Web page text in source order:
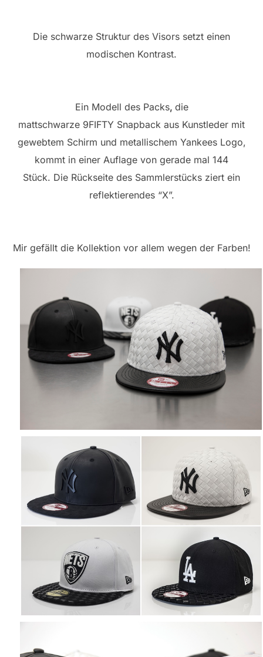
Die schwarze Struktur des Visors setzt einen
modischen Kontrast.
Ein Modell des Packs, die
mattschwarze 9FIFTY Snapback aus Kunstleder mit
gewebtem Schirm und metallischem Yankees Logo,
kommt in einer Auflage von gerade mal 144
Stück. Die Rückseite des Sammlerstücks ziert ein
reflektierendes “X”.
Mir gefällt die Kollektion vor allem wegen der Farben!